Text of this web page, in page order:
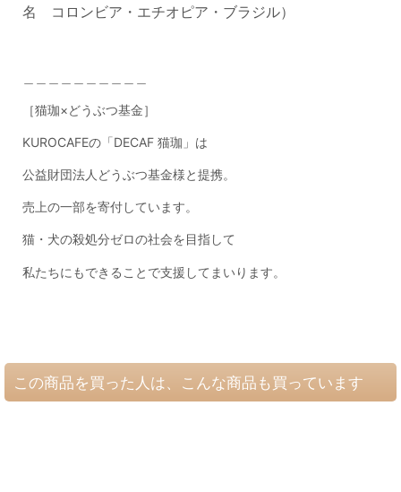
名 コロンビア・エチオピア・ブラジル）
［猫珈×どうぶつ基金］
KUROCAFEの「DECAF 猫珈」は
公益財団法人どうぶつ基金様と提携。
売上の一部を寄付しています。
猫・犬の殺処分ゼロの社会を目指して
私たちにもできることで支援してまいります。
この商品を買った人は、こんな商品も買っています